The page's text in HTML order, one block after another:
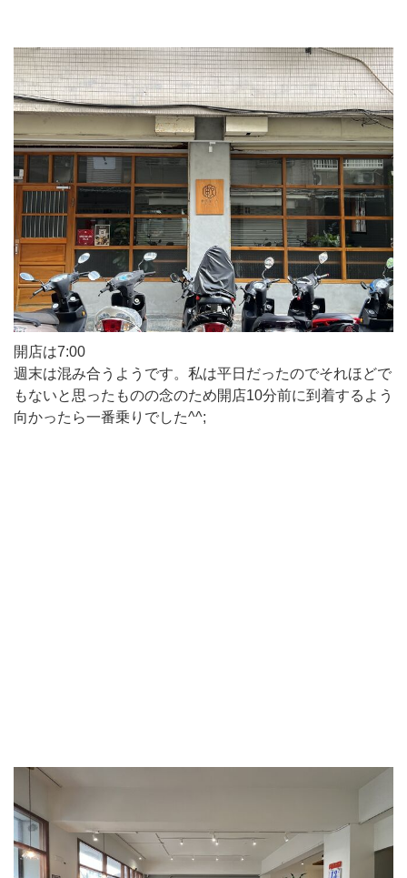
開店は7:00
週末は混み合うようです。私は平日だったのでそれほどで
もないと思ったものの念のため開店10分前に到着するよう
向かったら一番乗りでした^^;